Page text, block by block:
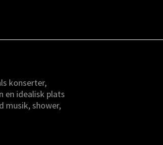
konserter,
en idealisk plats
musik, shower,